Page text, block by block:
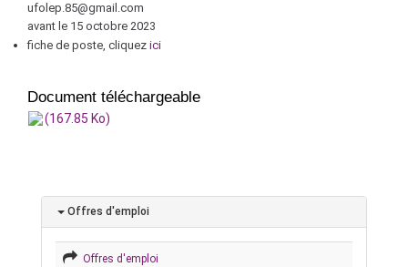
ufolep.85@gmail.com
avant le 15 octobre 2023
fiche de poste, cliquez ici
Document téléchargeable
(167.85 Ko)
Offres d'emploi
Offres d'emploi